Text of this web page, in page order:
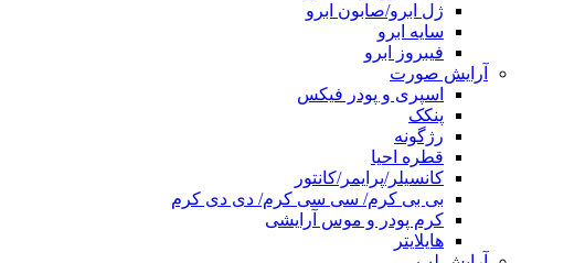
ژل ابرو/صابون ابرو
سایه ابرو
فیبروز ابرو
آرایش صورت
اسپری و پودر فیکس
پنکک
رژگونه
قطره احیا
کانسیلر/پرایمر/کانتور
بی بی کرم/ سی سی کرم/ دی دی کرم
کرم پودر و موس آرایشی
هایلایتر